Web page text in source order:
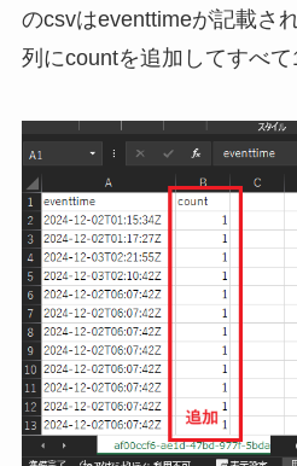
のcsvはeventtimeが記載さ
列にcountを追加してすべて